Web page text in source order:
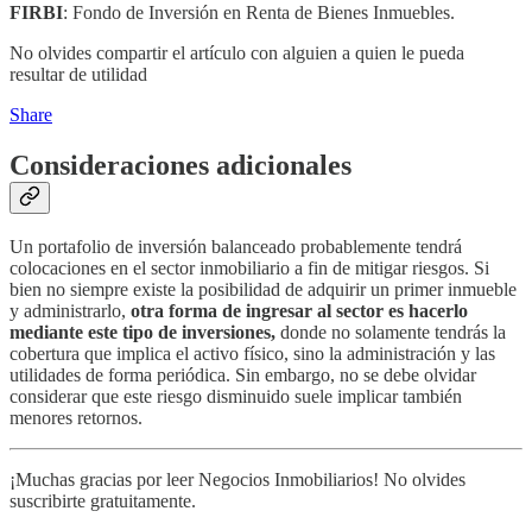
FIRBI: Fondo de Inversión en Renta de Bienes Inmuebles.
No olvides compartir el artículo con alguien a quien le pueda
resultar de utilidad
Share
Consideraciones adicionales
Un portafolio de inversión balanceado probablemente tendrá
colocaciones en el sector inmobiliario a fin de mitigar riesgos. Si
bien no siempre existe la posibilidad de adquirir un primer inmueble
y administrarlo, otra forma de ingresar al sector es hacerlo
mediante este tipo de inversiones, donde no solamente tendrás la
cobertura que implica el activo físico, sino la administración y las
utilidades de forma periódica. Sin embargo, no se debe olvidar
considerar que este riesgo disminuido suele implicar también
menores retornos.
¡Muchas gracias por leer Negocios Inmobiliarios! No olvides
suscribirte gratuitamente.